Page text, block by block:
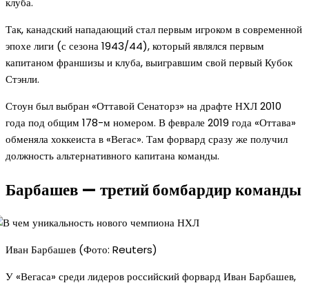
Так, канадский нападающий стал первым игроком в современной
эпохе лиги (с сезона 1943/44), который являлся первым
капитаном франшизы и клуба, выигравшим свой первый Кубок
Стэнли.
Стоун был выбран «Оттавой Сенаторз» на драфте НХЛ 2010
года под общим 178-м номером. В феврале 2019 года «Оттава»
обменяла хоккеиста в «Вегас». Там форвард сразу же получил
должность альтернативного капитана команды.
Барбашев — третий бомбардир команды
Иван Барбашев (Фото: Reuters)
У «Вегаса» среди лидеров российский форвард Иван Барбашев,